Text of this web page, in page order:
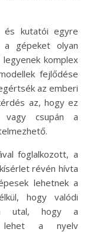
és kutatói egyre
a gépeket olyan
komplex
fejlődése
az emberi
az, hogy ez
vagy csupán a
foglalkozott, a
révén hívta
lehetnek a
hogy valódi
utal, hogy a
lehet a nyelv